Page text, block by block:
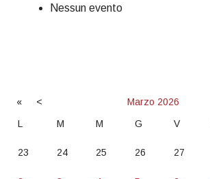
Nessun evento
« < Marzo 2026
L
M M G V
23 24 25 26 27